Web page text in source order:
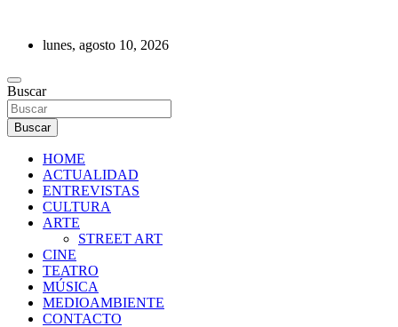
contenidolunes, agosto 10, 2026
REVISTA DE PRENSA
Buscar
Buscar
HOME
ACTUALIDAD
ENTREVISTAS
CULTURA
ARTE
STREET ART
CINE
TEATRO
MÚSICA
MEDIOAMBIENTE
CONTACTO